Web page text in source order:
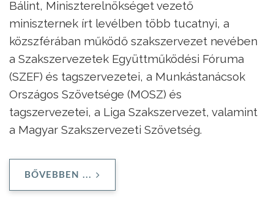
Bálint, Miniszterelnökséget vezető
miniszternek írt levélben több tucatnyi, a
közszférában működő szakszervezet nevében
a Szakszervezetek Együttműködési Fóruma
(SZEF) és tagszervezetei, a Munkástanácsok
Országos Szövetsége (MOSZ) és
tagszervezetei, a Liga Szakszervezet, valamint
a Magyar Szakszervezeti Szövetség.
BŐVEBBEN ...